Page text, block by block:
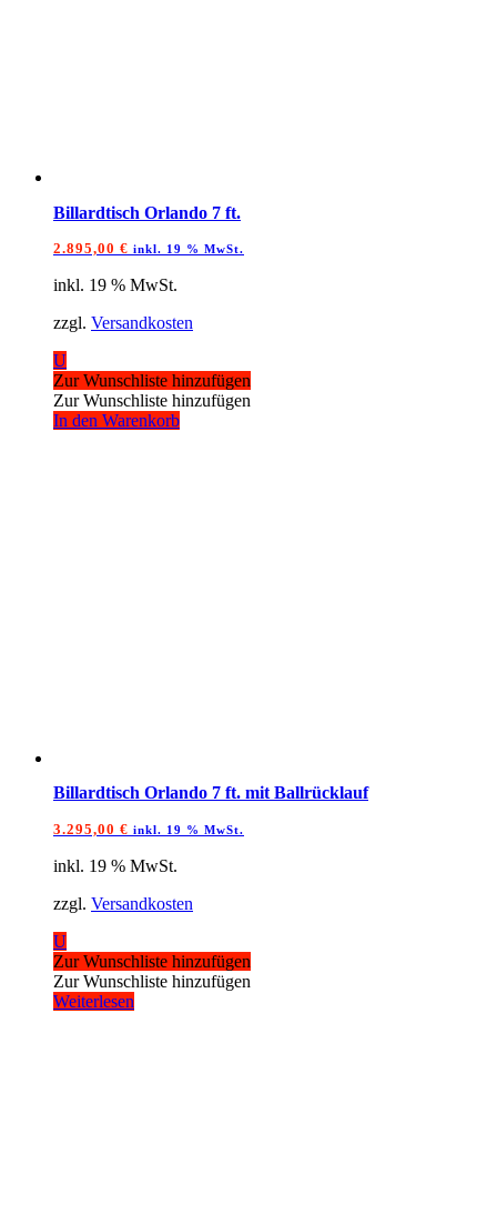
Billardtisch Orlando 7 ft.
2.895,00 € inkl. 19 % MwSt.
inkl. 19 % MwSt.
zzgl. Versandkosten
U
Zur Wunschliste hinzufügen
Zur Wunschliste hinzufügen
In den Warenkorb
Billardtisch Orlando 7 ft. mit Ballrücklauf
3.295,00 € inkl. 19 % MwSt.
inkl. 19 % MwSt.
zzgl. Versandkosten
U
Zur Wunschliste hinzufügen
Zur Wunschliste hinzufügen
Weiterlesen